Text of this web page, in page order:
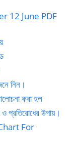
12 June PDF
নিন।
করা হল
প্রতিরোধের উপায়।
Chart For